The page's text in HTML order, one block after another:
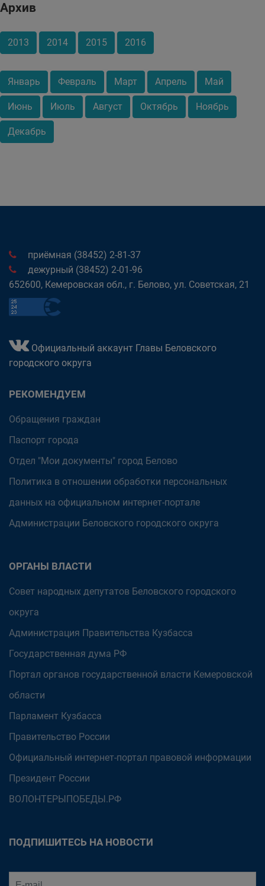
Архив
2013 2014 2015 2016
Январь Февраль Март Апрель Май
Июнь Июль Август Октябрь Ноябрь
Декабрь
приёмная (38452) 2-81-37
дежурный (38452) 2-01-96
652600, Кемеровская обл., г. Белово, ул. Советская, 21
Официальный аккаунт Главы Беловского
городского округа
РЕКОМЕНДУЕМ
Обращения граждан
Паспорт города
Отдел "Мои документы" город Белово
Политика в отношении обработки персональных
данных на официальном интернет-портале
Администрации Беловского городского округа
ОРГАНЫ ВЛАСТИ
Совет народных депутатов Беловского городского
округа
Администрация Правительства Кузбасса
Государственная дума РФ
Портал органов государственной власти Кемеровской
области
Парламент Кузбасса
Правительство России
Официальный интернет-портал правовой информации
Президент России
ВОЛОНТЕРЫПОБЕДЫ.РФ
ПОДПИШИТЕСЬ НА НОВОСТИ